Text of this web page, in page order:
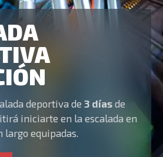
deportiva de 3 días de
iniciarte en la escalada en
largo equipadas.